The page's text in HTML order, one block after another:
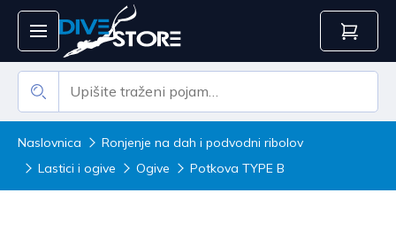
Naslovnica
Ronjenje na dah i podvodni ribolov
Lastici i ogive
Ogive Potkova TYPE B